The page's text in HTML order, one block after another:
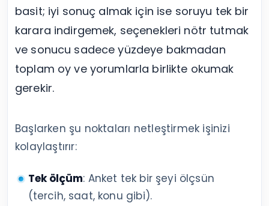
basit; iyi sonuç almak için ise soruyu tek bir
karara indirgemek, seçenekleri nötr tutmak
ve sonucu sadece yüzdeye bakmadan
toplam oy ve yorumlarla birlikte okumak
gerekir.
Başlarken şu noktaları netleştirmek işinizi
kolaylaştırır:
Tek ölçüm: Anket tek bir şeyi ölçsün
(tercih, saat, konu gibi).